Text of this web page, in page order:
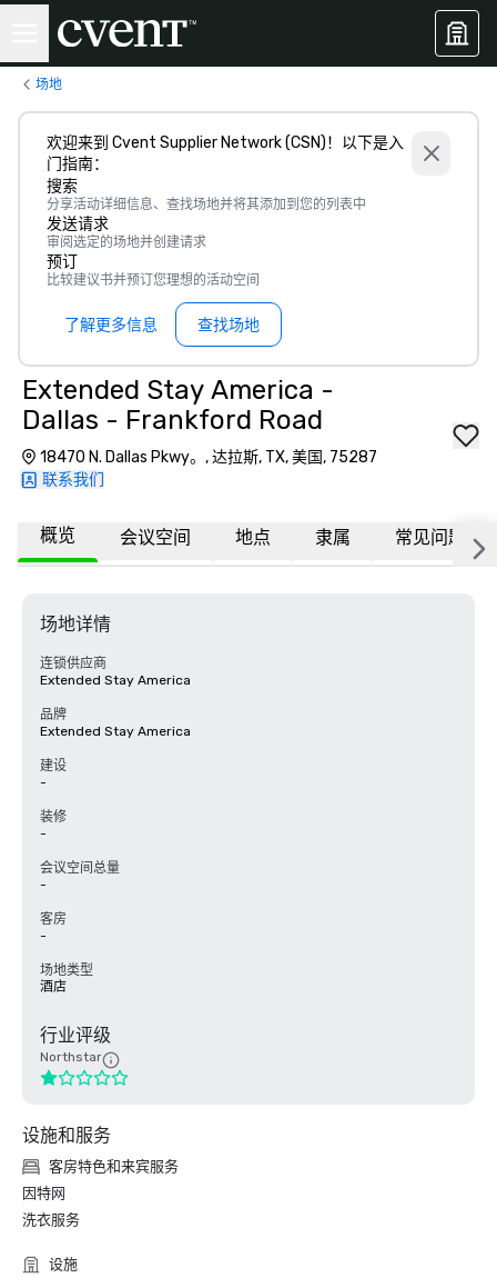
场地
欢迎来到 Cvent Supplier Network (CSN)！以下是入
门指南：
搜索
分享活动详细信息、查找场地并将其添加到您的列表中
发送请求
审阅选定的场地并创建请求
预订
比较建议书并预订您理想的活动空间
了解更多信息 查找场地
Extended Stay America -
Dallas - Frankford Road
18470 N. Dallas Pkwy。, 达拉斯, TX, 美国, 75287
联系我们
概览 会议空间 地点 隶属 常见问题
场地详情
连锁供应商
Extended Stay America
品牌
Extended Stay America
建设
-
装修
-
会议空间总量
-
客房
-
场地类型
酒店
行业评级
Northstar
设施和服务
客房特色和来宾服务
因特网
洗衣服务
设施